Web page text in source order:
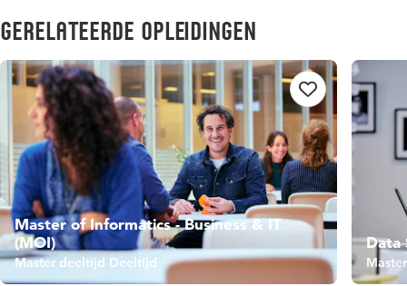
Gerelateerde opleidingen
Master of Informatics - Business & IT
(MOI)
Master deeltijd Deeltijd
Data